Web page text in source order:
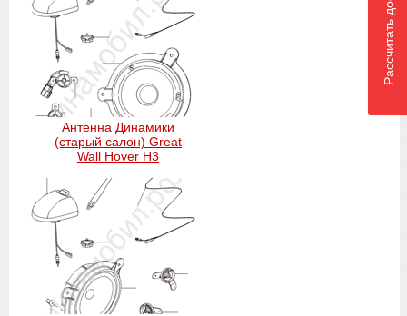
Антенна Динамики
(старый салон) Great
Wall Hover H3